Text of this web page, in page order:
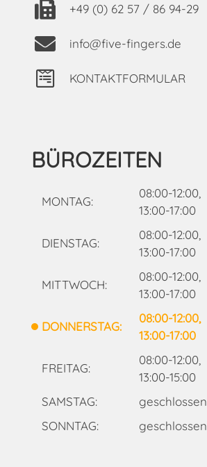
+49 (0) 62 57 / 86 94-29
info@five-fingers.de
KONTAKTFORMULAR
BÜROZEITEN
MONTAG:
08:00-12:00,
13:00-17:00
DIENSTAG:
08:00-12:00,
13:00-17:00
MITTWOCH:
08:00-12:00,
13:00-17:00
DONNERSTAG:
08:00-12:00,
13:00-17:00
FREITAG:
08:00-12:00,
13:00-15:00
SAMSTAG:
geschlossen
SONNTAG:
geschlossen